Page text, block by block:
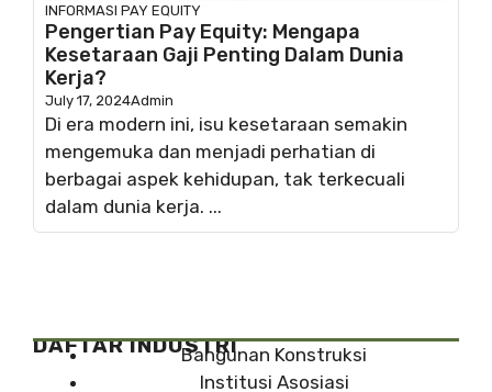
INFORMASI PAY EQUITY
Pengertian Pay Equity: Mengapa
Kesetaraan Gaji Penting Dalam Dunia
Kerja?
July 17, 2024Admin
Di era modern ini, isu kesetaraan semakin
mengemuka dan menjadi perhatian di
berbagai aspek kehidupan, tak terkecuali
dalam dunia kerja. ...
DAFTAR INDUSTRIBangunan Konstruksi
Institusi Asosiasi